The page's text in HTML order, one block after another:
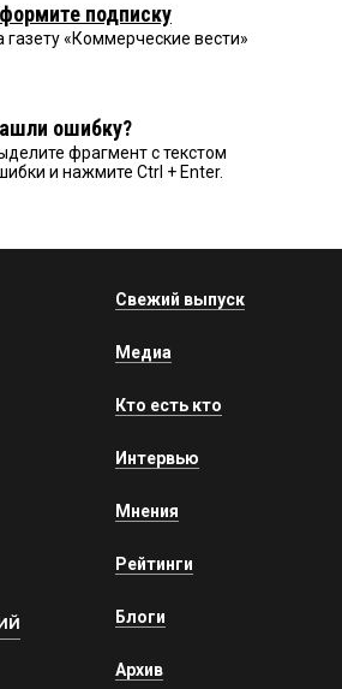
подписку
газету «Коммерческие вести»
ошибку?
фрагмент с текстом
и нажмите Ctrl + Enter.
Свежий выпуск
Медиа
Кто есть кто
Интервью
Мнения
Рейтинги
Блоги
Архив